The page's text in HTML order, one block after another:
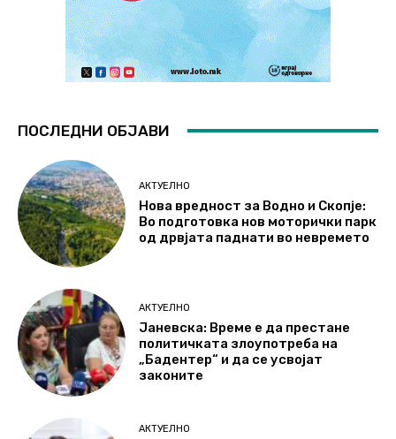
ПОСЛЕДНИ ОБЈАВИ
АКТУЕЛНО
Нова вредност за Водно и Скопје:
Во подготовка нов моторички парк
од дрвјата паднати во невремето
АКТУЕЛНО
Јаневска: Време е да престане
политичката злоупотреба на
„Бадентер“ и да се усвојат
законите
АКТУЕЛНО